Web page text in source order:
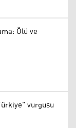
Ölü ve
vurgusu